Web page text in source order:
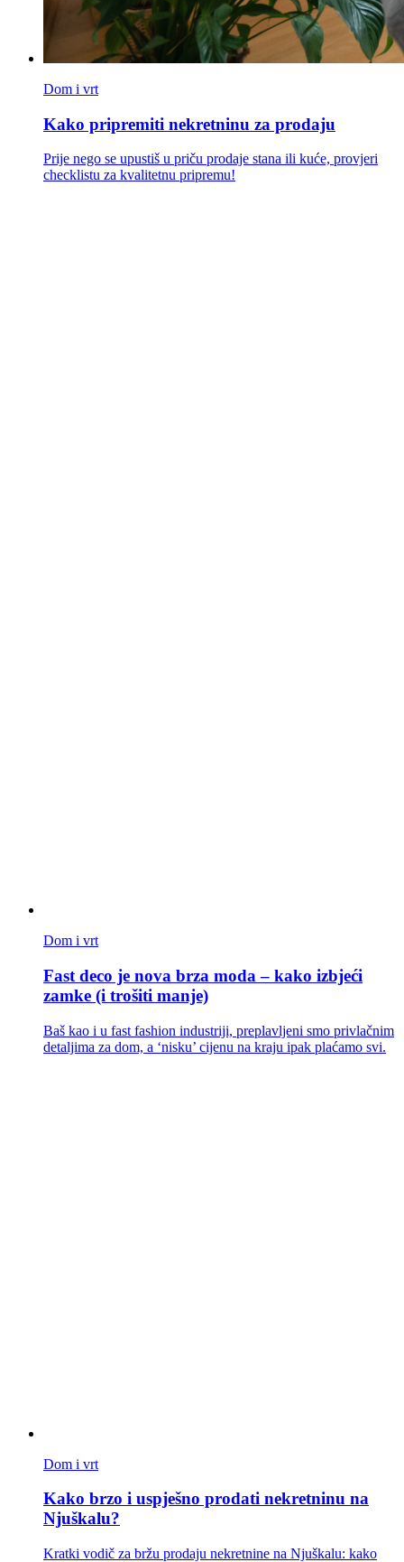
Dom i vrt
Kako pripremiti nekretninu za prodaju
Prije nego se upustiš u priču prodaje stana ili kuće, provjeri
checklistu za kvalitetnu pripremu!
Dom i vrt
Fast deco je nova brza moda – kako izbjeći
zamke (i trošiti manje)
Baš kao i u fast fashion industriji, preplavljeni smo privlačnim
detaljima za dom, a ‘nisku’ cijenu na kraju ipak plaćamo svi.
Dom i vrt
Kako brzo i uspješno prodati nekretninu na
Njuškalu?
Kratki vodič za bržu prodaju nekretnine na Njuškalu: kako